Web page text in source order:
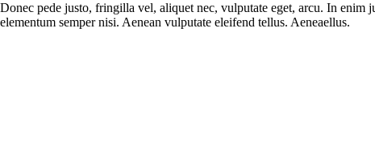
Donec pede justo, fringilla vel, aliquet nec, vulputate eget, arcu. In
elementum semper nisi. Aenean vulputate eleifend tellus. Aeneaellus.